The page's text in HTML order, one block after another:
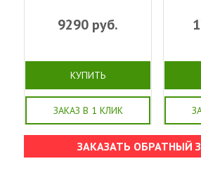
9290 руб.
КУПИТЬ
ЗАКАЗ В 1 КЛИК
ЗАКАЗАТЬ ОБРАТНЫЙ